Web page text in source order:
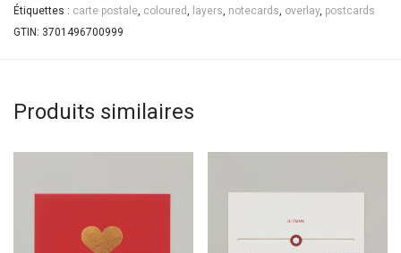
Étiquettes : carte postale coloured layers notecards overlay, postcards
GTIN: 3701496700999
Produits similaires